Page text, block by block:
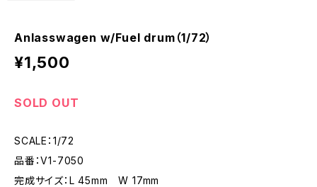
Anlasswagen w/Fuel drum（1/72）
¥1,500
SOLD OUT
SCALE：1/72
品番：V1-7050
完成サイズ：L 45mm W 17mm